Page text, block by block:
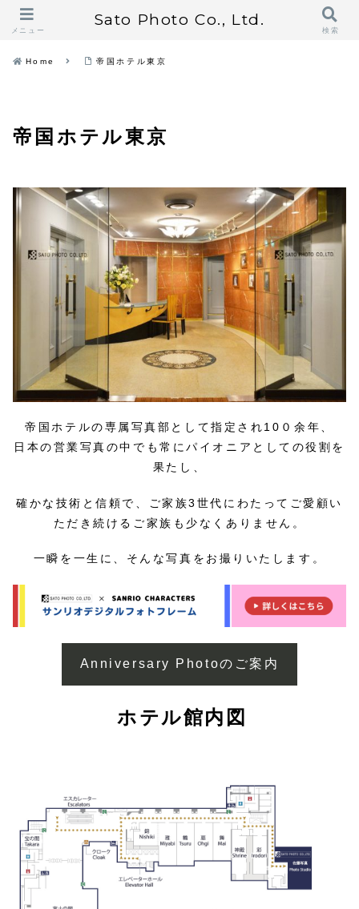
Home 帝国ホテル東京
帝国ホテル東京
帝国ホテルの専属写真部として指定され10０余年、
日本の営業写真の中でも常にパイオニアとしての役割を
果たし、
確かな技術と信頼で、ご家族3世代にわたってご愛顧い
ただき続けるご家族も少なくありません。
一瞬を一生に、そんな写真をお撮りいたします。
Anniversary Photoのご案内
ホテル館内図
メニュー
Sato Photo Co., Ltd.
検索